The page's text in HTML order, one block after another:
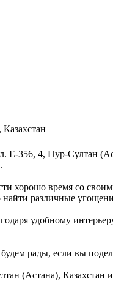
Е-356, 4, Нур-Султан
хорошо время со
различные
удобному
рады, если вы
(Астана), Казахстан